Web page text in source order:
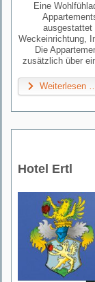
Eine
ausgestattet
Weckeinrichtung,
Die
zusätzlich über
Weiterlesen
Hotel Ertl